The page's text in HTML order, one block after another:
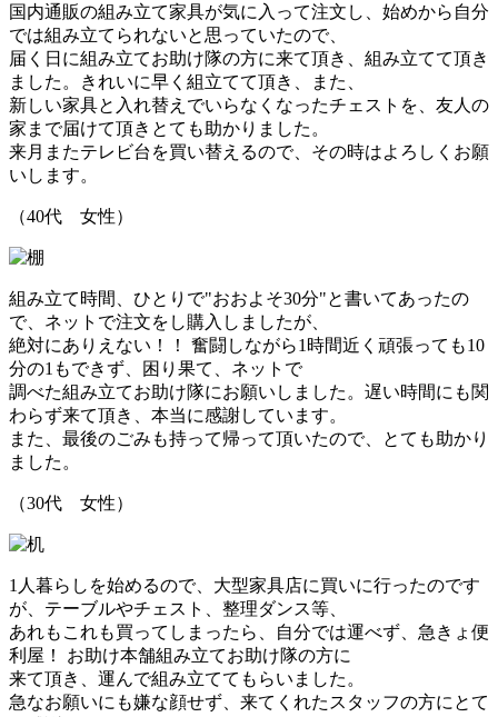
国内通販の組み立て家具が気に入って注文し、始めから自分
では組み立てられないと思っていたので、
届く日に組み立てお助け隊の方に来て頂き、組み立てて頂き
ました。きれいに早く組立てて頂き、また、
新しい家具と入れ替えでいらなくなったチェストを、友人の
家まで届けて頂きとても助かりました。
来月またテレビ台を買い替えるので、その時はよろしくお願
いします。
（40代 女性）
組み立て時間、ひとりで"おおよそ30分"と書いてあったの
で、ネットで注文をし購入しましたが、
絶対にありえない！！ 奮闘しながら1時間近く頑張っても10
分の1もできず、困り果て、ネットで
調べた組み立てお助け隊にお願いしました。遅い時間にも関
わらず来て頂き、本当に感謝しています。
また、最後のごみも持って帰って頂いたので、とても助かり
ました。
（30代 女性）
1人暮らしを始めるので、大型家具店に買いに行ったのです
が、テーブルやチェスト、整理ダンス等、
あれもこれも買ってしまったら、自分では運べず、急きょ便
利屋！ お助け本舗組み立てお助け隊の方に
来て頂き、運んで組み立ててもらいました。
急なお願いにも嫌な顔せず、来てくれたスタッフの方にとて